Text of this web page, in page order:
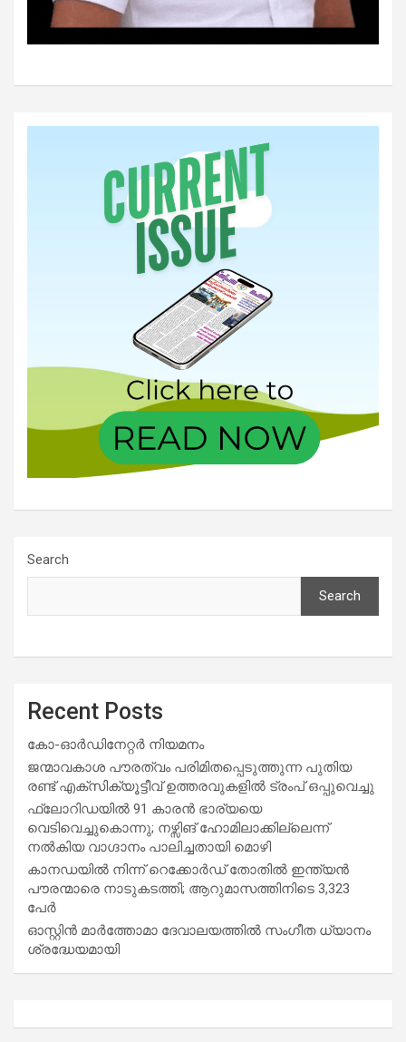
Search
Search
Recent Posts
കോ-ഓർഡിനേറ്റർ നിയമനം
ജന്മാവകാശ പൗരത്വം പരിമിതപ്പെടുത്തുന്ന പുതിയ
രണ്ട് എക്സിക്യൂട്ടീവ് ഉത്തരവുകളിൽ ട്രംപ് ഒപ്പുവെച്ചു
ഫ്ലോറിഡയിൽ 91 കാരൻ ഭാര്യയെ
വെടിവെച്ചുകൊന്നു; നഴ്സിങ് ഹോമിലാക്കില്ലെന്ന്
നൽകിയ വാഗ്ദാനം പാലിച്ചതായി മൊഴി
കാനഡയിൽ നിന്ന് റെക്കോർഡ് തോതിൽ ഇന്ത്യൻ
പൗരന്മാരെ നാടുകടത്തി; ആറുമാസത്തിനിടെ 3,323
പേർ
ഓസ്റ്റിൻ മാർത്തോമാ ദേവാലയത്തിൽ സംഗീത ധ്യാനം
ശ്രദ്ധേയമായി